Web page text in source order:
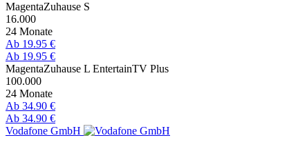
MagentaZuhause S
16.000
24 Monate
Ab 19.95 €
Ab 19.95 €
MagentaZuhause L EntertainTV Plus
100.000
24 Monate
Ab 34.90 €
Ab 34.90 €
Vodafone GmbH